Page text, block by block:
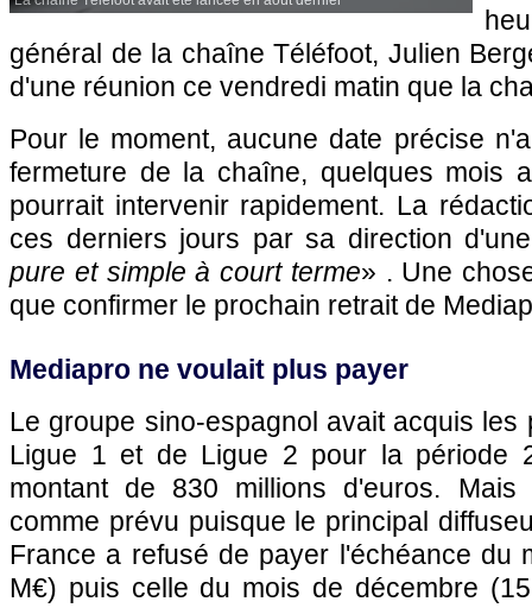
général de la chaîne Téléfoot, Julien
d'une réunion ce vendredi matin que la
Pour le moment, aucune date précise
fermeture de la chaîne, quelques mois
pourrait intervenir rapidement. La
ces derniers jours par sa direction
pure et simple à court terme» . Une
que confirmer le prochain retrait de
Mediapro ne voulait plus payer
Le groupe sino-espagnol avait acquis les
Ligue 1 et de Ligue 2 pour la période
montant de 830 millions d'euros.
comme prévu puisque le principal
France a refusé de payer l'échéance du
M€) puis celle du mois de décembre